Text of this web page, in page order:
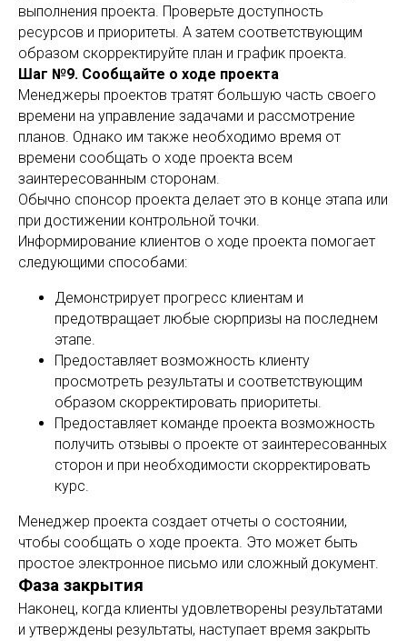
выполнения проекта. Проверьте доступность
ресурсов и приоритеты. А затем соответствующим
образом скорректируйте план и график проекта.
Шаг №9. Сообщайте о ходе проекта
Менеджеры проектов тратят большую часть своего
времени на управление задачами и рассмотрение
планов. Однако им также необходимо время от
времени сообщать о ходе проекта всем
заинтересованным сторонам.
Обычно спонсор проекта делает это в конце этапа или
при достижении контрольной точки.
Информирование клиентов о ходе проекта помогает
следующими способами:
Демонстрирует прогресс клиентам и
предотвращает любые сюрпризы на последнем
этапе.
Предоставляет возможность клиенту
просмотреть результаты и соответствующим
образом скорректировать приоритеты.
Предоставляет команде проекта возможность
получить отзывы о проекте от заинтересованных
сторон и при необходимости скорректировать
курс.
Менеджер проекта создает отчеты о состоянии,
чтобы сообщать о ходе проекта. Это может быть
простое электронное письмо или сложный документ.
Фаза закрытия
Наконец, когда клиенты удовлетворены результатами
и утверждены результаты, наступает время закрыть